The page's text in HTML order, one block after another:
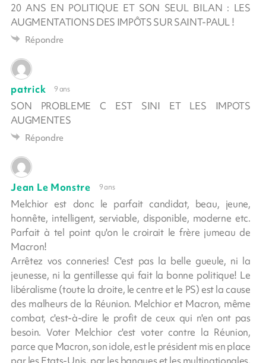
20 ANS EN POLITIQUE ET SON SEUL BILAN : LES
AUGMENTATIONS DES IMPÔTS SUR SAINT-PAUL !
Répondre
patrick 9 ans
SON PROBLEME C EST SINI ET LES IMPOTS
AUGMENTES
Répondre
Jean Le Monstre 9 ans
Melchior est donc le parfait candidat, beau, jeune,
honnête, intelligent, serviable, disponible, moderne etc.
Parfait à tel point qu'on le croirait le frère jumeau de
Macron!
Arrêtez vos conneries! C'est pas la belle gueule, ni la
jeunesse, ni la gentillesse qui fait la bonne politique! Le
libéralisme (toute la droite, le centre et le PS) est la cause
des malheurs de la Réunion. Melchior et Macron, même
combat, c'est-à-dire le profit de ceux qui n'en ont pas
besoin. Voter Melchior c'est voter contre la Réunion,
parce que Macron, son idole, est le président mis en place